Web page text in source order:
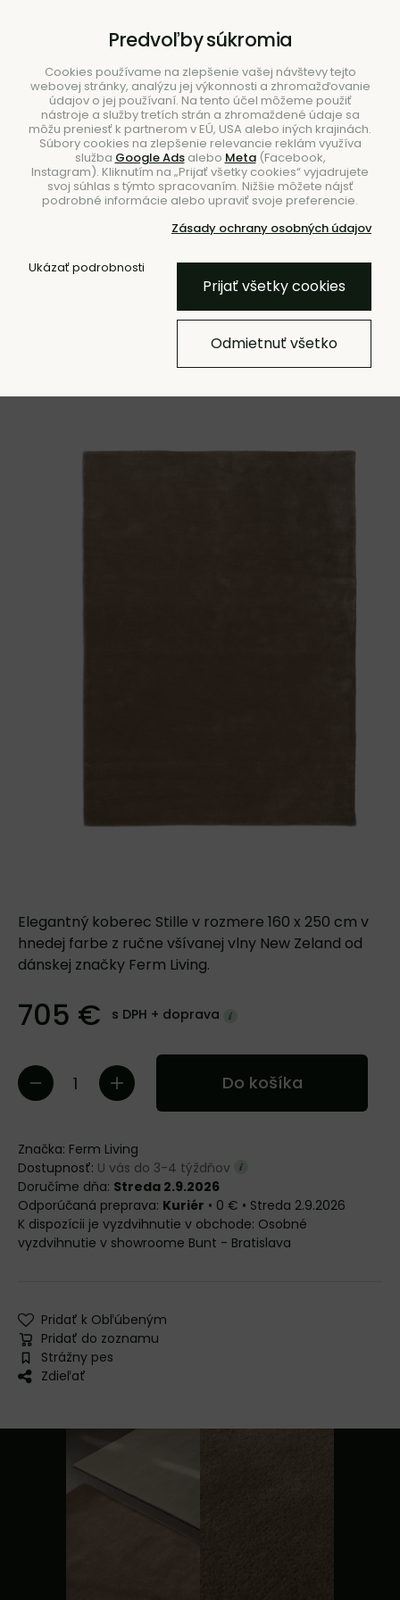
Hľadať
Úvod Doplnky Koberce Koberce do obývačky
Všívaný koberec Stille Ash
Brown, 160 x 250 cm – hnedý
Elegantný koberec Stille v rozmere 160 x 250 cm v
hnedej farbe z ručne všívanej vlny New Zeland od
dánskej značky Ferm Living.
705 € s DPH + doprava
Do košíka
Značka: Ferm Living
Dostupnosť: U vás do 3-4 týždňov
Doručíme dňa: Streda 2.9.2026
Kuriér • 0 € • Streda 2.9.2026
Osobné
vyzdvihnutie v showroome Bunt - Bratislava
Pridať k Obľúbeným
Pridať do zoznamu
Strážny pes
Zdieľať
Predvoľby súkromia
Cookies používame na zlepšenie vašej návštevy tejto
webovej stránky, analýzu jej výkonnosti a zhromažďovanie
údajov o jej používaní. Na tento účel môžeme použiť
nástroje a služby tretích strán a zhromaždené údaje sa
môžu preniesť k partnerom v EÚ, USA alebo iných krajinách.
Súbory cookies na zlepšenie relevancie reklám využíva
služba Google Adsalebo Meta(Facebook,
Instagram). Kliknutím na „Prijať všetky cookies“ vyjadrujete
svoj súhlas s týmto spracovaním. Nižšie môžete nájsť
podrobné informácie alebo upraviť svoje preferencie.
Zásady ochrany osobných údajov
Ukázať podrobnosti
Prijať všetky cookies
Odmietnuť všetko